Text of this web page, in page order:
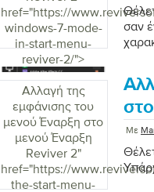
href="https://
windows-7-mode-
in-start-menu-
reviver-2/">
σαν
Αλλαγή της
εμφάνισης του
μενού Έναρξη στο
μενού Έναρξη
Reviver 2"
href="https://
the-start-menu-
Με